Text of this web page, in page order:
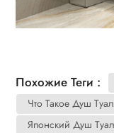
Похожие Теги :
Что Такое Душ
Японский Душ